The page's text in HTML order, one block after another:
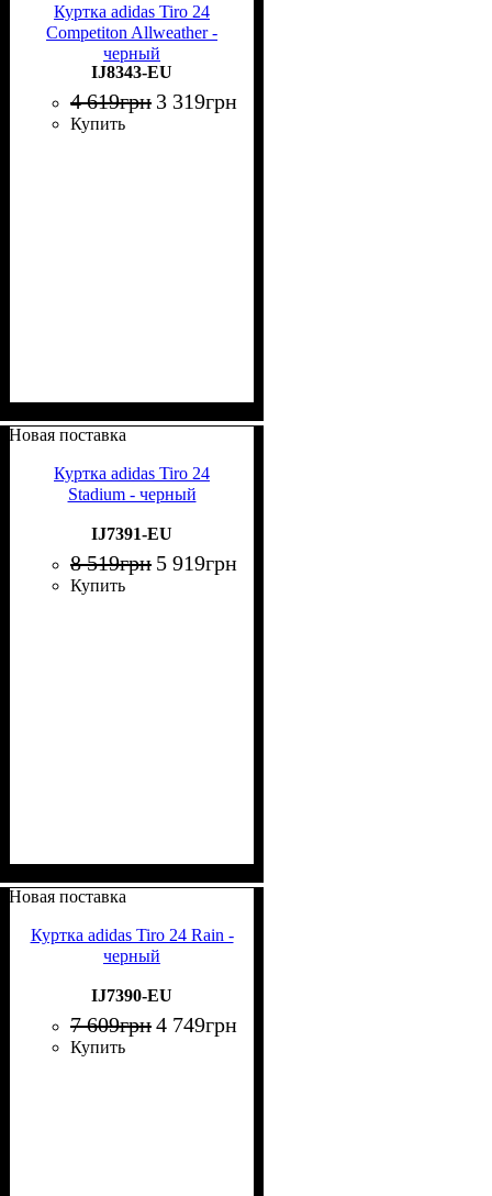
Куртка adidas Tiro 24
Competiton Allweather -
черный
IJ8343-EU
4 619грн 3 319грн
Купить
Новая поставка
Куртка adidas Tiro 24
Stadium - черный
IJ7391-EU
8 519грн 5 919грн
Купить
Новая поставка
Куртка adidas Tiro 24 Rain -
черный
IJ7390-EU
7 609грн4 749грн
Купить